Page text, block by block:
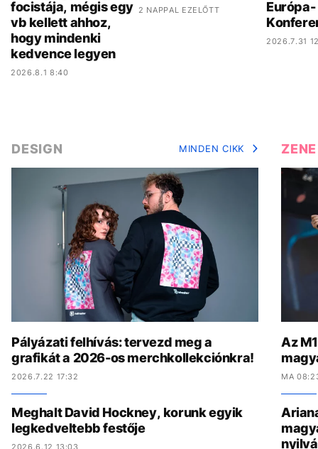
focistája, mégis egy
vb kellett ahhoz,
hogy mindenki
kedvence legyen
2026.8.1 8:40
2 NAPPAL EZELŐTT
Európa-
2026.7.31
DESIGN MINDEN CIKK
Pályázati felhívás: tervezd meg a
grafikát a 2026-os merchkollekciónkra!
2026.7.22 17:32
Meghalt David Hockney, korunk egyik
legkedveltebb festője
ZENE
Az
MA